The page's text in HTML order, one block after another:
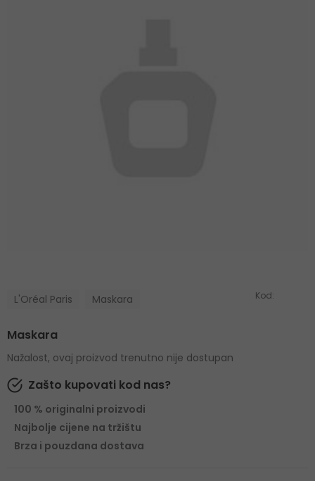
L'Oréal Paris Maskara Kod:
Maskara
Nažalost, ovaj proizvod trenutno nije dostupan
Zašto kupovati kod nas?
100 % originalni proizvodi
Najbolje cijene na tržištu
Brza i pouzdana dostava